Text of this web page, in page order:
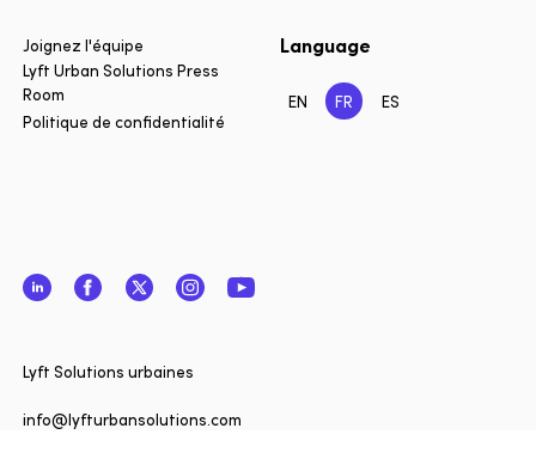
Joignez l'équipe
Lyft Urban Solutions Press
Room
Politique de confidentialité
Language
EN FR ES
LinkedInFacebookTwitterInstagramYouTube
Lyft Solutions urbaines
info@lyfturbansolutions.com